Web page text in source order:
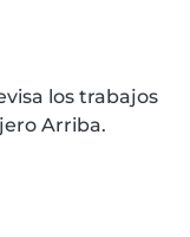
los trabajos
Arriba.